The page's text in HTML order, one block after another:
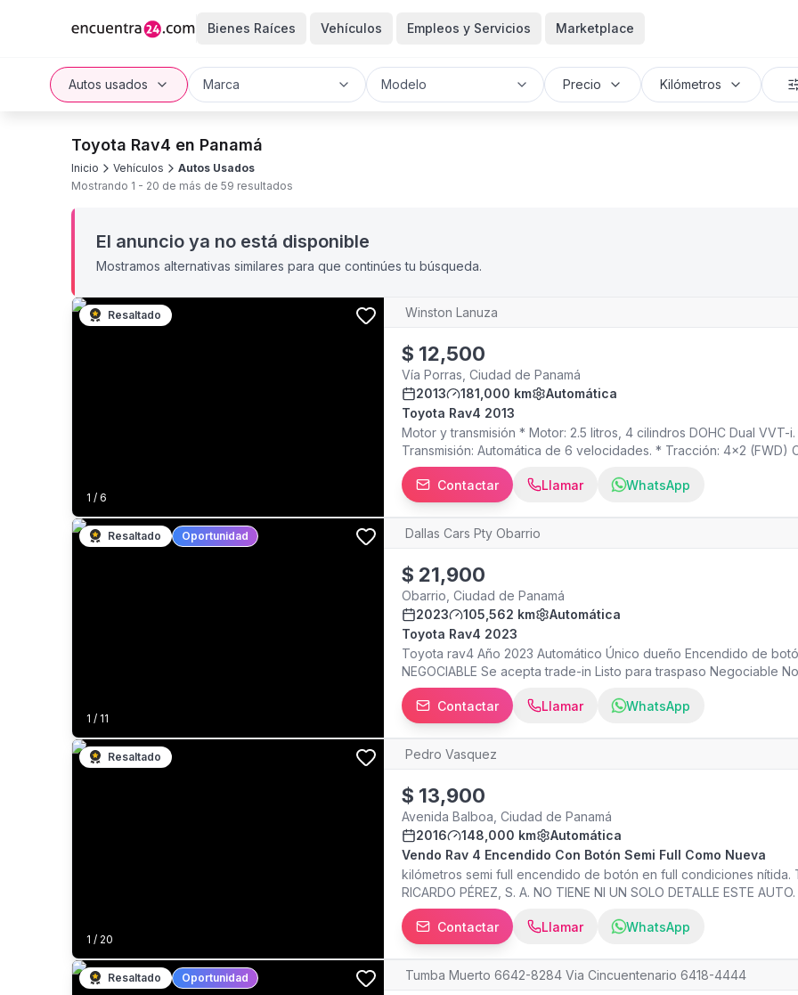
Bienes Raíces Vehículos Empleos y Servicios Marketplace
Autos usados Marca Modelo Precio Kilómetros
Toyota Rav4 en Panamá
Inicio Vehículos
Autos Usados
Mostrando 1 - 20 de más de 59 resultados
El anuncio ya no está disponible
Mostramos alternativas similares para que continúes tu búsqueda.
1 / 6
Resaltado Winston Lanuza
$ 12,500
Vía Porras, Ciudad de Panamá
2013
181,000 km
Automática
Toyota Rav4 2013
Motor y transmisión * Motor: 2.5 litros, 4 cilindros DOHC Dual
Transmisión: Automática de 6 velocidades. * Tracción: 4x2 (FWD)
km/L. * En carretera: entre 12 y 14 km/L. * Tanque de combustible:
para 5 pasajeros. * Maletero: 547 litros, ampliable al abatir los
pulgadas). Seguridad * bolsas de aire. * Frenos ABS con EBD.
Alojenas
Contactar Llamar WhatsApp
1 / 11
Resaltado Oportunidad Dallas Cars Pty Obarrio
$ 21,900
Obarrio, Ciudad de Panamá
2023
105,562 km
Automática
Toyota Rav4 2023
Toyota rav4 Año 2023 Automático Único dueño Encendido de
NEGOCIABLE Se acepta trade-in Listo para traspaso Negociable
entre calle Abel Bravo y calle 59 este encuéntranos en Google o
sábado de 8:30 am a 6pm Domingo y feriados atendemos por cita
Contactar Llamar WhatsApp
1 / 20
Resaltado Pedro Vasquez
$ 13,900
Avenida Balboa, Ciudad de Panamá
2016
148,000 km
Automática
Vendo Rav 4 Encendido Con Botón Semi Full Como Nueva
kilómetros semi full encendido de botón en full condiciones
RICARDO PÉREZ, S. A. NO TIENE NI UN SOLO DETALLE ESTE
ALARMA INTEGRADA EN LLAVE. PAPELES AL DÍA PARA TRASPASO
Contactar
Llamar WhatsApp
Resaltado Oportunidad Tumba Muerto 6642-8284 Via Cincuentenario 6418-4444